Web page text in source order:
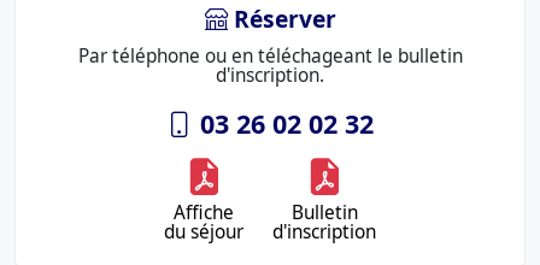
Réserver
Par téléphone ou en téléchageant le bulletin
d'inscription.
03 26 02 02 32
Affiche
du séjour
Bulletin
d'inscription